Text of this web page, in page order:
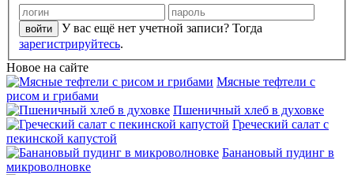
У вас ещё нет учетной записи? Тогда
зарегистрируйтесь.
Новое на сайте
Мясные тефтели с
рисом и грибами
Пшеничный хлеб в духовке
Греческий салат с
пекинской капустой
Банановый пудинг в
микроволновке